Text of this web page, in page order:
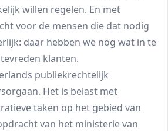
willen regelen. En met
voor de mensen die dat nodig
daar hebben we nog wat in te
klanten.
publiekrechtelijk
Het is belast met
taken op het gebied van
van het ministerie van